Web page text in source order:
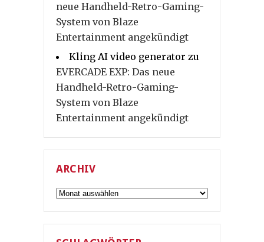
neue Handheld-Retro-Gaming-
System von Blaze
Entertainment angekündigt
Kling AI video generator zu
EVERCADE EXP: Das neue
Handheld-Retro-Gaming-
System von Blaze
Entertainment angekündigt
ARCHIV
Archiv